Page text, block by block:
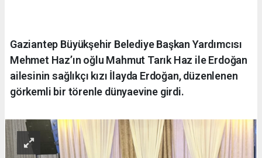
Gaziantep Büyükşehir Belediye Başkan Yardımcısı
Mehmet Haz’ın oğlu Mahmut Tarık Haz ile Erdoğan
ailesinin sağlıkçı kızı İlayda Erdoğan, düzenlenen
görkemli bir törenle dünyaevine girdi.